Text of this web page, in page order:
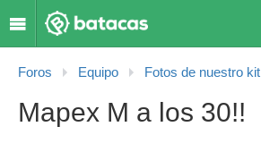
Foros Equipo Fotos de nuestro kit
Mapex M a los 30!!